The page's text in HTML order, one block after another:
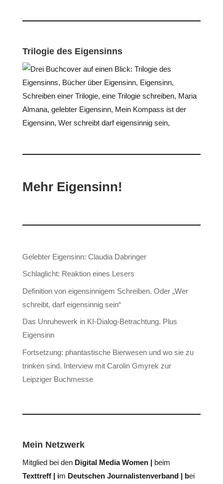
Trilogie des Eigensinns
Mehr Eigensinn!
Gelebter Eigensinn: Claudia Dabringer
Schlaglicht: Reaktion eines Lesers
Definition von eigensinnigem Schreiben. Oder „Wer
schreibt, darf eigensinnig sein“
Das Unruhewerk in KI-Dialog-Betrachtung. Plus
Eigensinn
Fortsetzung: phantastische Bierwesen und wo sie zu
trinken sind. Interview mit Carolin Gmyrek zur
Leipziger Buchmesse
Mein Netzwerk
Mitglied bei den Digital Media Women| beim
Texttreff| im Deutschen Journalistenverband| bei